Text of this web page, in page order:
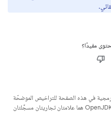
مفيدًا؟
في هذه الصفحة للتراخيص الموضحّة
. إنّ Java وOpenJDK هما علامتان تجاريتان مسجَّلتان